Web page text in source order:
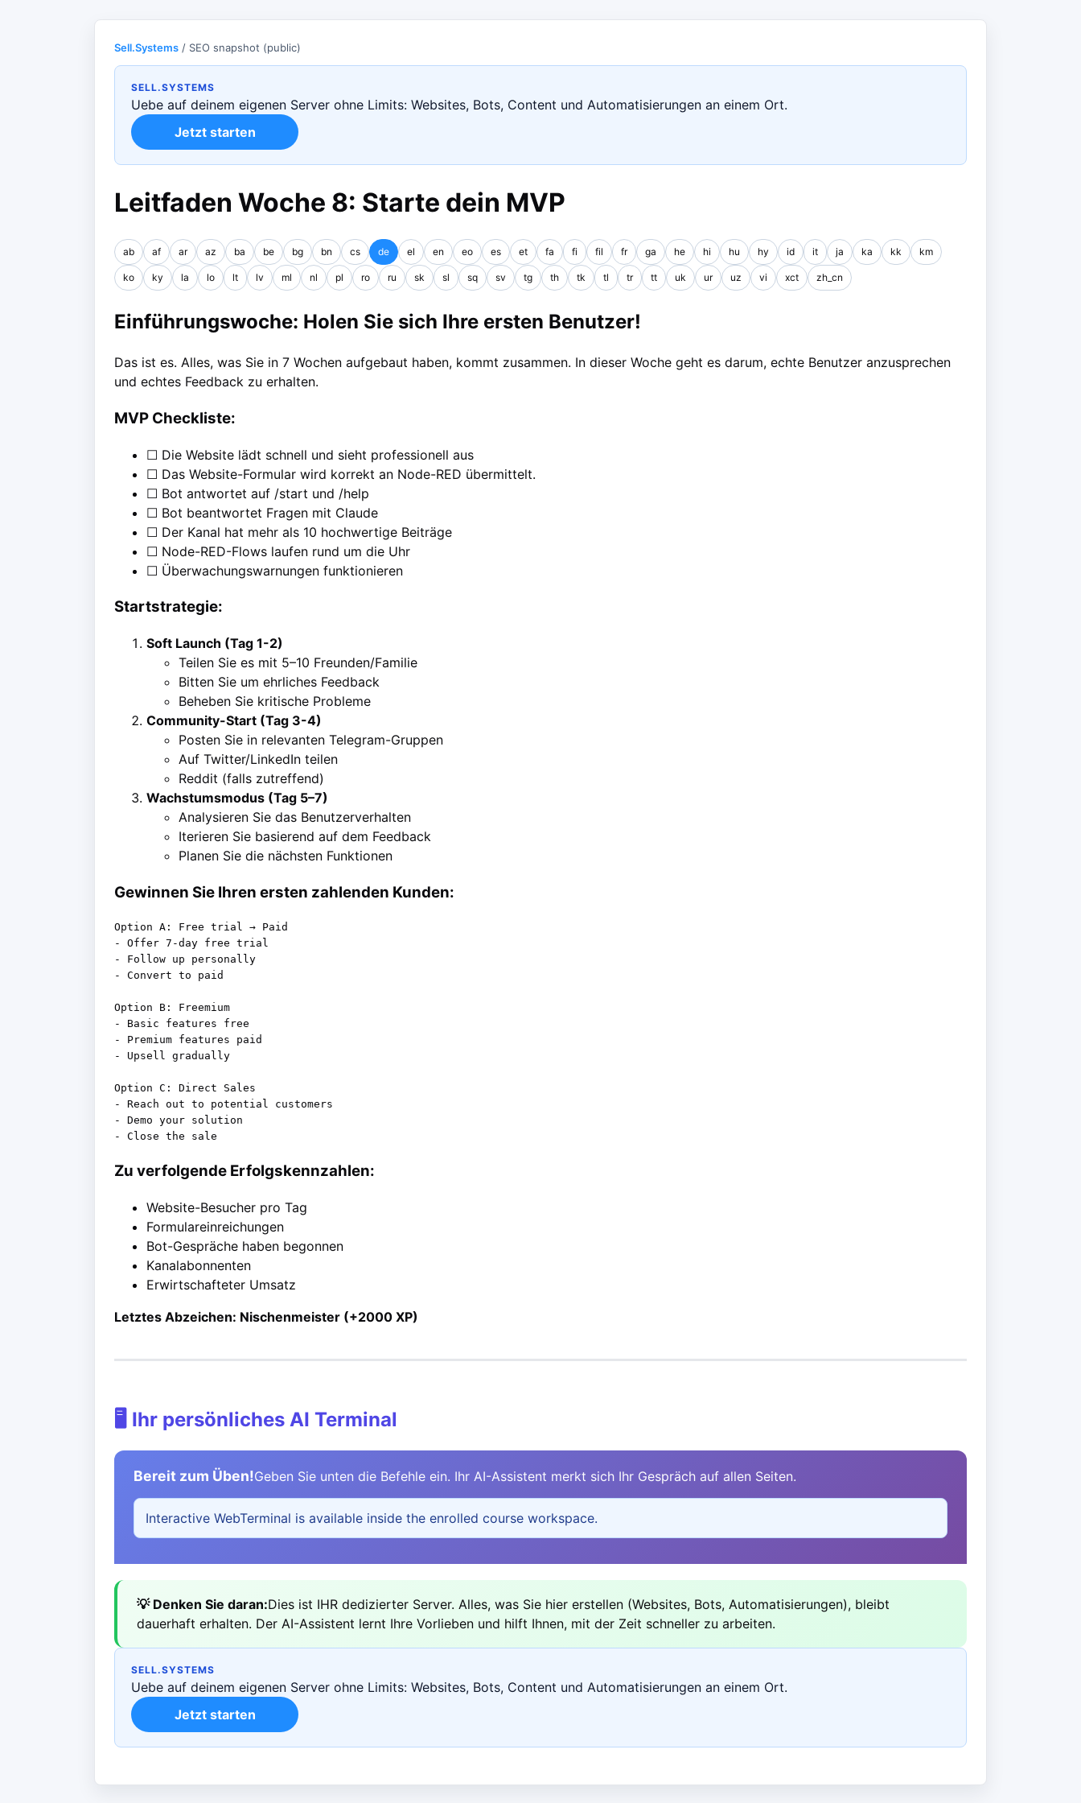
Sell.Systems / SEO snapshot (public)
SELL.SYSTEMS
Uebe auf deinem eigenen Server ohne Limits: Websites, Bots, Content und Automatisierungen an einem Ort.
Jetzt starten
Leitfaden Woche 8: Starte dein MVP
ab af ar az ba be bg bn cs de el en eo es et fa fi fil fr ga he hi hu hy id it ja ka kk km
ko ky la lo lt lv ml nl pl ro ru sk sl sq sv tg th tk tl tr tt uk ur uz vi xct zh_cn
Einführungswoche: Holen Sie sich Ihre ersten Benutzer!
Das ist es. Alles, was Sie in 7 Wochen aufgebaut haben, kommt zusammen. In dieser Woche geht es darum, echte Benutzer anzusprechen
und echtes Feedback zu erhalten.
MVP Checkliste:
☐ Die Website lädt schnell und sieht professionell aus
☐ Das Website-Formular wird korrekt an Node-RED übermittelt.
☐ Bot antwortet auf /start und /help
☐ Bot beantwortet Fragen mit Claude
☐ Der Kanal hat mehr als 10 hochwertige Beiträge
☐ Node-RED-Flows laufen rund um die Uhr
☐ Überwachungswarnungen funktionieren
Startstrategie:
Soft Launch (Tag 1-2)
Teilen Sie es mit 5–10 Freunden/Familie
Bitten Sie um ehrliches Feedback
Beheben Sie kritische Probleme
Community-Start (Tag 3-4)
Posten Sie in relevanten Telegram-Gruppen
Auf Twitter/LinkedIn teilen
Reddit (falls zutreffend)
Wachstumsmodus (Tag 5–7)
Analysieren Sie das Benutzerverhalten
Iterieren Sie basierend auf dem Feedback
Planen Sie die nächsten Funktionen
Gewinnen Sie Ihren ersten zahlenden Kunden:
Option A: Free trial → Paid
- Offer 7-day free trial
- Follow up personally
- Convert to paid
Option B: Freemium
- Basic features free
- Premium features paid
- Upsell gradually
Option C: Direct Sales
- Reach out to potential customers
- Demo your solution
Zu verfolgende Erfolgskennzahlen:
Website-Besucher pro Tag
Formulareinreichungen
Bot-Gespräche haben begonnen
Kanalabonnenten
Erwirtschafteter Umsatz
Letztes Abzeichen: Nischenmeister (+2000 XP)
🖥️ Ihr persönliches AI Terminal
Bereit zum Üben!Geben Sie unten die Befehle ein. Ihr AI-Assistent merkt sich Ihr Gespräch auf allen Seiten.
Interactive WebTerminal is available inside the enrolled course workspace.
💡 Denken Sie daran:Dies ist IHR dedizierter Server. Alles, was Sie hier erstellen (Websites, Bots, Automatisierungen), bleibt
dauerhaft erhalten. Der AI-Assistent lernt Ihre Vorlieben und hilft Ihnen, mit der Zeit schneller zu arbeiten.
SELL.SYSTEMS
Uebe auf deinem eigenen Server ohne Limits: Websites, Bots, Content und Automatisierungen an einem Ort.
Jetzt starten